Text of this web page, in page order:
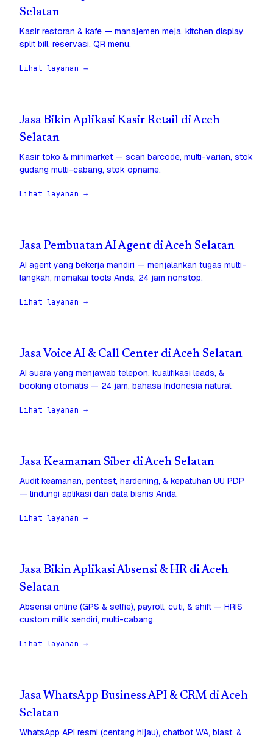
Selatan
Kasir restoran & kafe — manajemen meja, kitchen display,
split bill, reservasi, QR menu.
Lihat layanan →
Jasa Bikin Aplikasi Kasir Retail di Aceh
Selatan
Kasir toko & minimarket — scan barcode, multi-varian, stok
gudang multi-cabang, stok opname.
Lihat layanan →
Jasa Pembuatan AI Agent di Aceh Selatan
AI agent yang bekerja mandiri — menjalankan tugas multi-
langkah, memakai tools Anda, 24 jam nonstop.
Lihat layanan →
Jasa Voice AI & Call Center di Aceh Selatan
AI suara yang menjawab telepon, kualifikasi leads, &
booking otomatis — 24 jam, bahasa Indonesia natural.
Lihat layanan →
Jasa Keamanan Siber di Aceh Selatan
Audit keamanan, pentest, hardening, & kepatuhan UU PDP
— lindungi aplikasi dan data bisnis Anda.
Lihat layanan →
Jasa Bikin Aplikasi Absensi & HR di Aceh
Selatan
Absensi online (GPS & selfie), payroll, cuti, & shift — HRIS
custom milik sendiri, multi-cabang.
Lihat layanan →
Jasa WhatsApp Business API & CRM di Aceh
Selatan
WhatsApp API resmi (centang hijau), chatbot WA, blast, &